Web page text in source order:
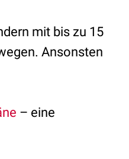
mit bis zu 15
Ansonsten
– eine